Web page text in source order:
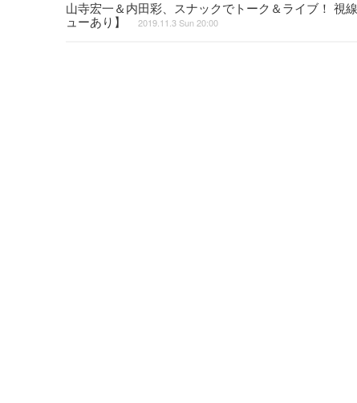
山寺宏一＆内田彩、スナックでトーク＆ライブ！
ューあり】
2019.11.3 Sun 20:00